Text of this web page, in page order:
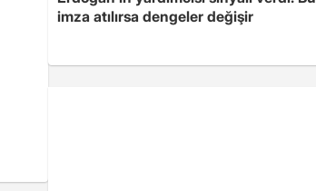
imza atılırsa dengeler değişir